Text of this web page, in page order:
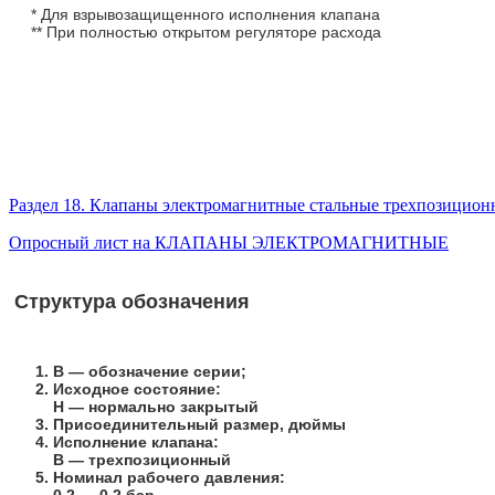
* Для взрывозащищенного исполнения клапана
** При полностью открытом регуляторе расхода
Раздел 18. Клапаны электромагнитные стальные
Опросный лист на КЛАПАНЫ ЭЛЕКТРОМАГНИТНЫЕ
Структура обозначения
В — обозначение серии;
Исходное состояние:
Н — нормально закрытый
Присоединительный размер, дюймы
Исполнение клапана:
В — трехпозиционный
Номинал рабочего давления: